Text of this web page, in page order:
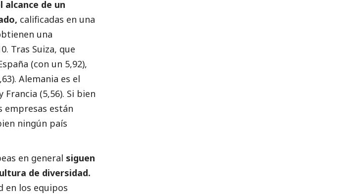
alcance de un
calificadas en una
una
Tras Suiza, que
(con un 5,92),
Alemania es el
Francia (5,56). Si bien
empresas están
ningún país
en general siguen
de diversidad.
en los equipos